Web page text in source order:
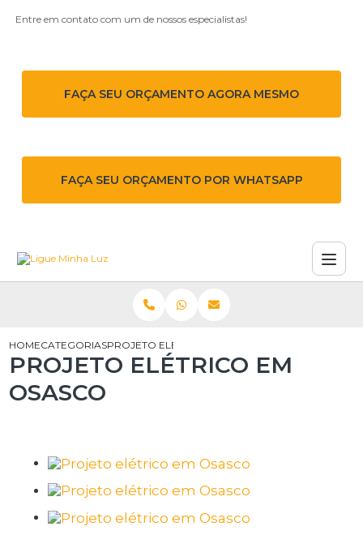
Entre em contato com um de nossos especialistas!
FAÇA SEU ORÇAMENTO AGORA MESMO
FAÇA SEU ORÇAMENTO POR WHATSAPP
HOMECATEGORIASPROJETO ELÉTRICO EM OSASCO
PROJETO ELÉTRICO EM
OSASCO